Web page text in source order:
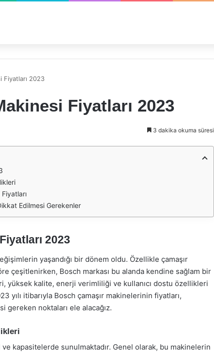
Fiyatları 2023
Fiyatları 2023
3 dakika okuma süresi
Edilmesi Gerekenler
2023
yaşandığı bir dönem oldu. Özellikle çamaşır
çeşitlenirken, Bosch markası bu alanda kendine sağlam bir
yüksek kalite, enerji verimliliği ve kullanıcı dostu özellikleri
yılı itibarıyla Bosch çamaşır makinelerinin fiyatları,
gereken noktaları ele alacağız.
kapasitelerde sunulmaktadır. Genel olarak, bu makinelerin